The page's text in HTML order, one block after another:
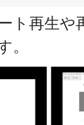
ト再生
。